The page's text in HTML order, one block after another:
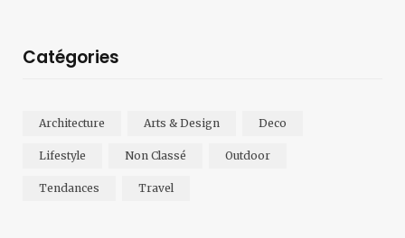
Catégories
Architecture Arts & Design Deco
Lifestyle Non Classé Outdoor
Tendances Travel